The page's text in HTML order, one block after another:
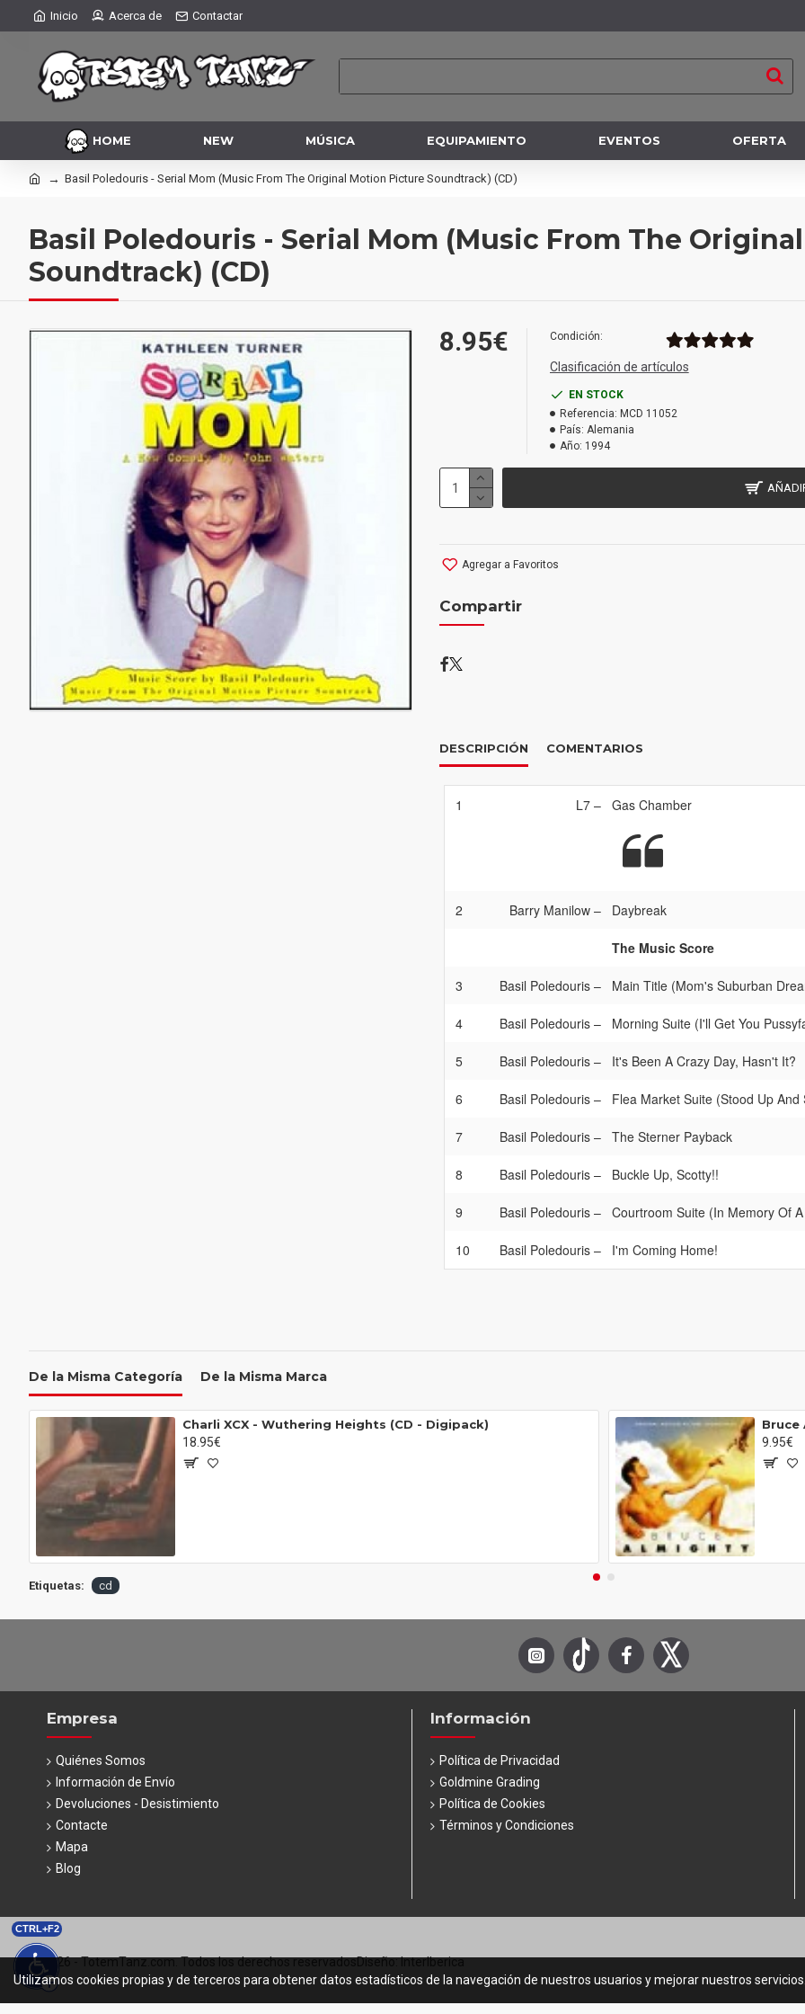
CTRL+F2
Inicio Acerca de Contactar
HOME NEW MÚSICA EQUIPAMIENTO EVENTOS OFERTA
Basil Poledouris - Serial Mom (Music From The Original Motion Picture Soundtrack) (CD)
Basil Poledouris - Serial Mom (Music From The
Soundtrack) (CD)
8.95€ Condición:
Clasificación de artículos
EN STOCK
Referencia: MCD 11052
País: Alemania
Año: 1994
Agregar a Favoritos
Compartir
DESCRIPCIÓN COMENTARIOS
1 –
L7 Gas Chamber
2 –
Barry Manilow Daybreak
The Music Score
3 –
Basil Poledouris Main Title (Mom's Suburban
4 –
Basil Poledouris Morning Suite (I'll Get You
5 –
Basil Poledouris It's Been A Crazy Day, Hasn't It?
6 –
Basil Poledouris Flea Market Suite (Stood Up And
7 –
Basil Poledouris The Sterner Payback
8 –
Basil Poledouris Buckle Up, Scotty!!
9 –
Basil Poledouris Courtroom Suite (In Memory Of
10 –
Basil Poledouris I'm Coming Home!
De la Misma Categoría De la Misma Marca
Charli XCX - Wuthering Heights (CD - Digipack)
18.95€
Bruce
9.95€
Etiquetas: cd
Empresa
Quiénes Somos
Información de Envío
Devoluciones - Desistimiento
Contacte
Mapa
Blog
Información
Política de Privacidad
Goldmine Grading
Política de Cookies
Términos y Condiciones
© 2026 - TotemTanz.com. Todos los derechos reservadosDiseño: InterIberica
Utilizamos cookies propias y de terceros para obtener datos estadísticos de la navegación de nuestros usuarios y mejorar nuestros